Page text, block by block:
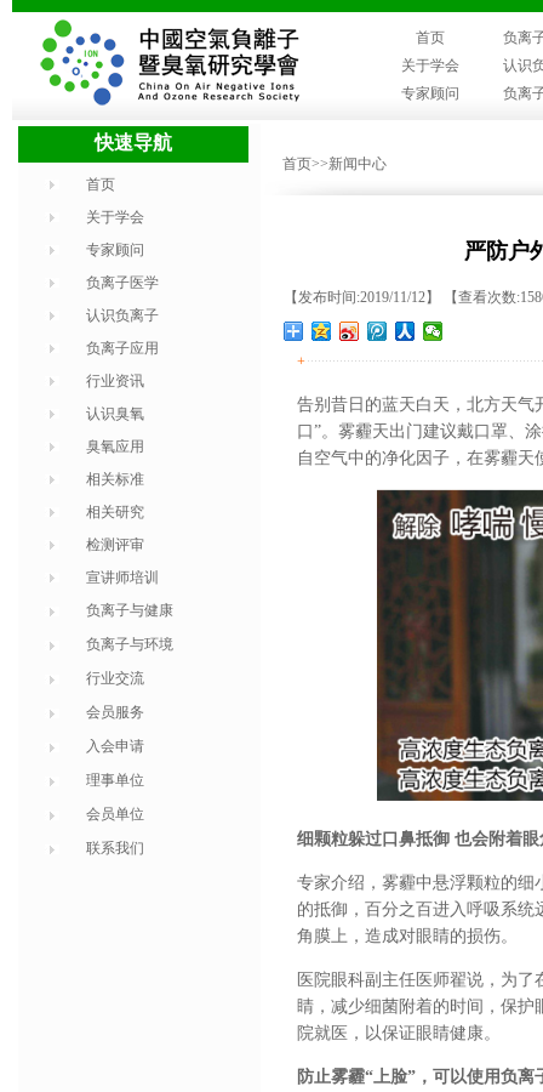
首页
负离
关于学会
认识
专家顾问
负离
快速导航
首页
关于学会
专家顾问
负离子医学
认识负离子
负离子应用
行业资讯
认识臭氧
臭氧应用
相关标准
相关研究
检测评审
宣讲师培训
负离子与健康
负离子与环境
行业交流
会员服务
入会申请
理事单位
会员单位
联系我们
首页>>新闻中心
严防户
【发布时间:2019/11/12】 【查看次数
+
告别昔日的蓝天白天，北方天气
口”。雾霾天出门建议戴口罩、
自空气中的净化因子，在雾霾
细颗粒躲过口鼻抵御 也会附着
专家介绍，雾霾中悬浮颗粒的细
的抵御，百分之百进入呼吸系
角膜上，造成对眼睛的损伤。
医院眼科副主任医师翟说，为
睛，减少细菌附着的时间，保
院就医，以保证眼睛健康。
防止雾霾“上脸”，可以使用负离